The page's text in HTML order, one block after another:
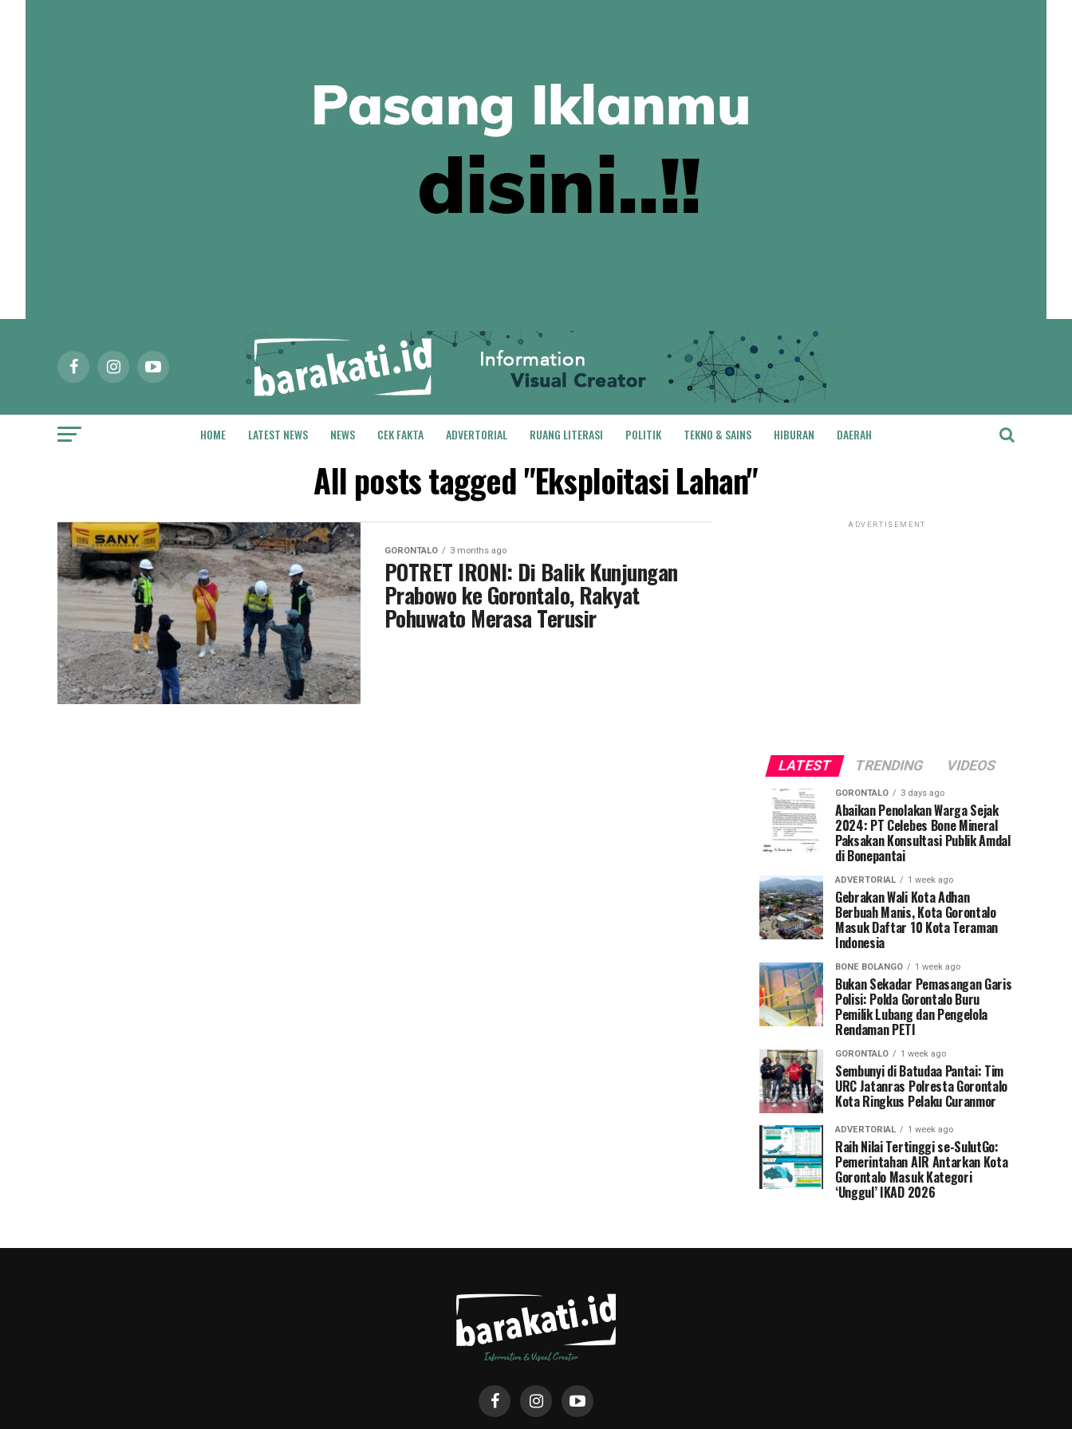
HOME LATEST NEWS NEWS CEK FAKTA ADVERTORIAL RUANG LITERASI POLITIK TEKNO & SAINS HIBURAN DAERAH
All posts tagged "Eksploitasi Lahan"
GORONTALO 3 months ago
POTRET IRONI: Di Balik Kunjungan
Prabowo ke Gorontalo, Rakyat
Pohuwato Merasa Terusir
ADVERTISEMENT
LATEST TRENDING VIDEOS
GORONTALO 3 days ago
Abaikan Penolakan Warga Sejak
2024: PT Celebes Bone Mineral
Paksakan Konsultasi Publik Amdal
di Bonepantai
ADVERTORIAL 1 week ago
Gebrakan Wali Kota Adhan
Berbuah Manis, Kota Gorontalo
Masuk Daftar 10 Kota Teraman
Indonesia
BONE BOLANGO 1 week ago
Bukan Sekadar Pemasangan Garis
Polisi: Polda Gorontalo Buru
Pemilik Lubang dan Pengelola
Rendaman PETI
GORONTALO 1 week ago
Sembunyi di Batudaa Pantai: Tim
URC Jatanras Polresta Gorontalo
Kota Ringkus Pelaku Curanmor
ADVERTORIAL 1 week ago
Raih Nilai Tertinggi se-SulutGo:
Pemerintahan AIR Antarkan Kota
Gorontalo Masuk Kategori
‘Unggul’ IKAD 2026